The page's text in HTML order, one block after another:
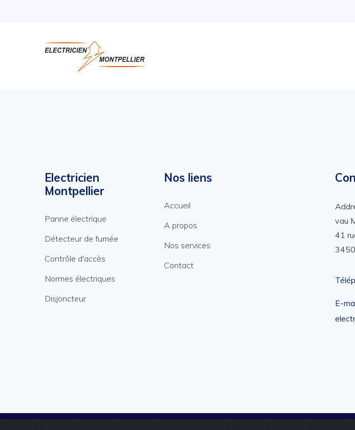
Electricien
Montpellier
Panne électrique
Détecteur de fumée
Contrôle d'accès
Normes électriques
Disjoncteur
Nos liens
Accueil
A propos
Nos services
Contact
vau
41
E-